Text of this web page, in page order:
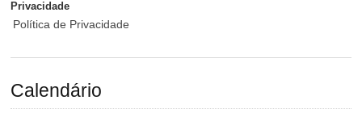
Privacidade
Política de Privacidade
Calendário